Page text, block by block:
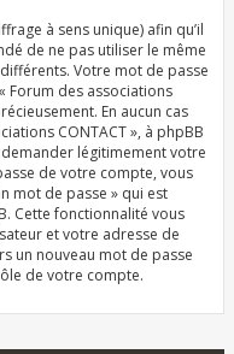
à sens unique) afin qu’il
de ne pas utiliser le même
Votre mot de passe
Forum des associations
En aucun cas
CONTACT », à phpBB
légitimement votre
de votre compte, vous
mot de passe » qui est
Cette fonctionnalité vous
et votre adresse de
un nouveau mot de passe
de votre compte.